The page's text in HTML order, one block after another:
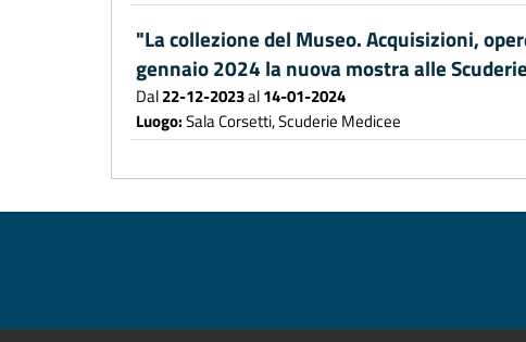
"La collezione del Museo. Acquisizioni,
gennaio 2024 la nuova mostra alle
Dal22-12-2023al14-01-2024
Luogo:Sala Corsetti, Scuderie Medicee